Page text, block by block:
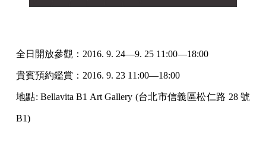
全日開放參觀：2016. 9. 24—9. 25 11:00—18:00
貴賓預約鑑賞：2016. 9. 23 11:00—18:00
地點: Bellavita B1 Art Gallery (台北市信義區松仁路 28 號
B1)